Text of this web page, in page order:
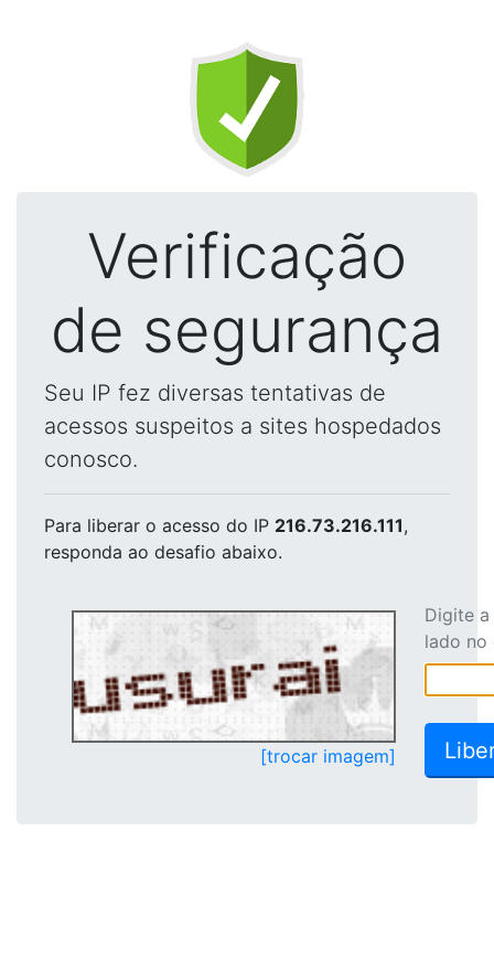
Verificação
de segurança
Seu IP fez diversas tentativas de
acessos suspeitos a sites hospedados
conosco.
Para liberar o acesso do IP 216.73.216.111,
responda ao desafio abaixo.
[trocar imagem]
Digite
lado no